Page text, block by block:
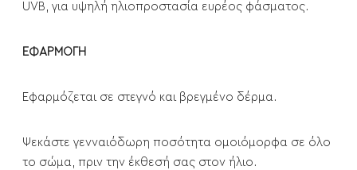
UVB, για υψηλή ηλιοπροστασία ευρέος φάσματος.
ΕΦΑΡΜΟΓΗ
Εφαρμόζεται σε στεγνό και βρεγμένο δέρμα.
Ψεκάστε γενναιόδωρη ποσότητα ομοιόμορφα σε όλο
το σώμα, πριν την έκθεσή σας στον ήλιο.